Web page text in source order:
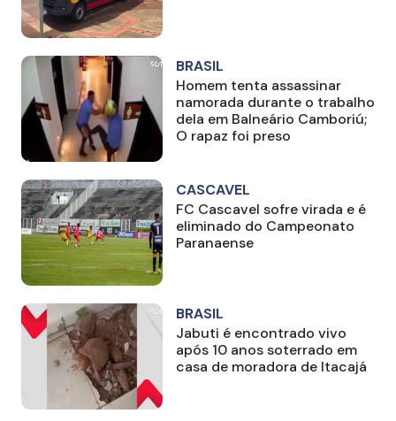
BRASIL
Homem tenta assassinar
namorada durante o trabalho
dela em Balneário Camboriú;
O rapaz foi preso
CASCAVEL
FC Cascavel sofre virada e é
eliminado do Campeonato
Paranaense
BRASIL
Jabuti é encontrado vivo
após 10 anos soterrado em
casa de moradora de Itacajá